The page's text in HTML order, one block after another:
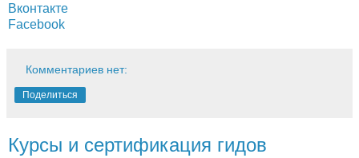
Вконтакте
Facebook
Комментариев нет:
Поделиться
Курсы и сертификация гидов